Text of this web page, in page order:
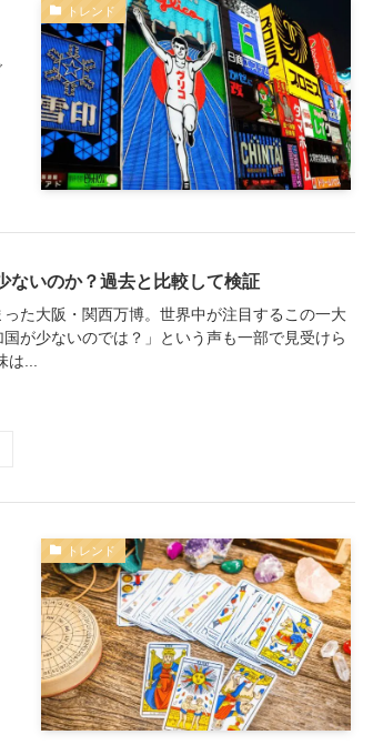
トレンド
ないのか？過去と比較して検証
た大阪・関西万博。世界中が注目するこの一大
が少ないのでは？」という声も一部で見受けら
...
トレンド